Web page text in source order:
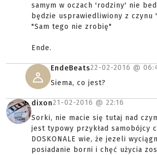
samym w oczach 'rodziny' nie
będzie usprawiedliwiony z czynu
"Sam tego nie zrobię"
Ende.
EndeBeats22-02-2016 @
Siema, co jest?
dixon21-02-2016 @ 22:16
Sorki, nie macie się tutaj nad
jest typowy przykład samobójcy
DOSKONALE wie, że jezeli
posiadanie borni i chęć użycia